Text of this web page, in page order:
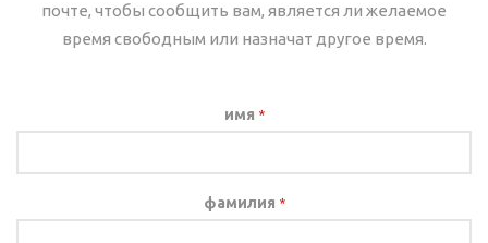
почте, чтобы сообщить вам, является ли желаемое
время свободным или назначат другое время.
имя *
фамилия *